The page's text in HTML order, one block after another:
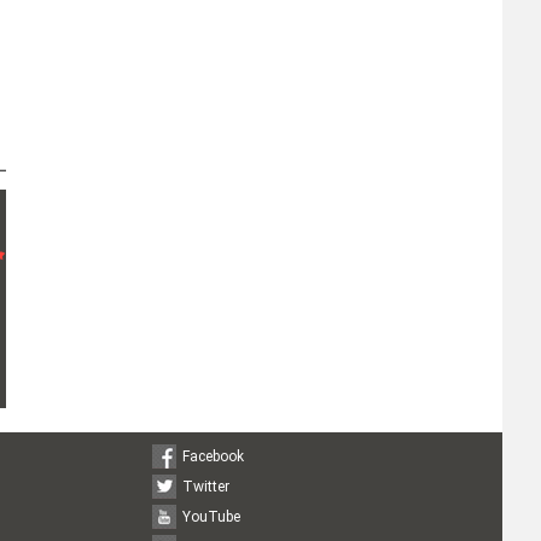
Facebook
Twitter
YouTube